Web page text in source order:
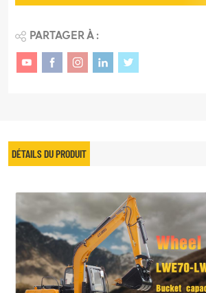
PARTAGER À :
DÉTAILS DU PRODUIT